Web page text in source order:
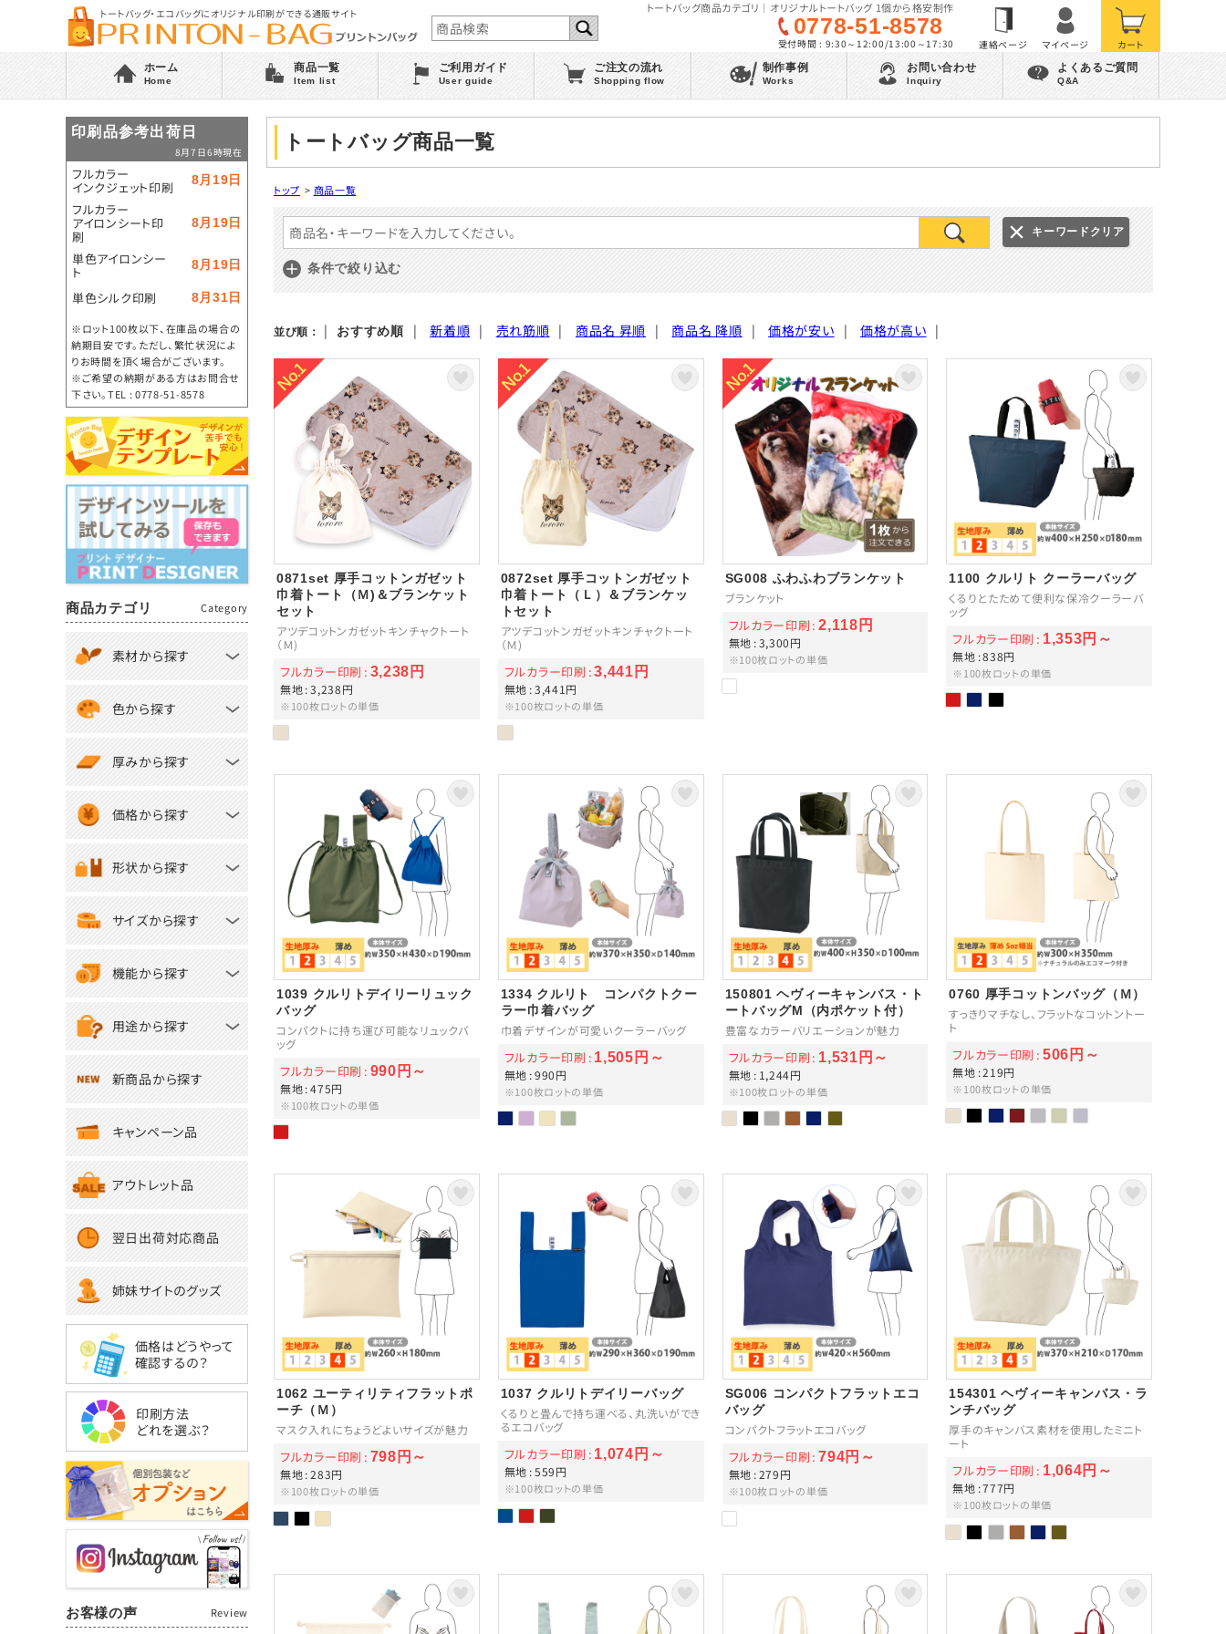
トートバッグ・エコバッグにオリジナル印刷ができる通販サイト トートバッグ商品カテゴリ｜オリジナルトートバッグ 1個から格安制作
0778-51-8578
受付時間 : 9:30～12:00/13:00～17:30
ホーム
Home
商品一覧
Item list
ご利用ガイド
User guide
ご注文の流れ
Shopping flow
制作事例
Works
お問い合わせ
Inquiry
よくあるご質問
Q&A
トートバッグ商品一覧
トップ > 商品一覧
キーワードクリア
条件で絞り込む
並び順： | おすすめ順 | 新着順 | 売れ筋順 | 商品名 昇順 | 商品名 降順 | 価格が安い | 価格が高い |
0871set 厚手コットンガゼット
巾着トート（Ｍ)＆ブランケット
セット
アツデコットンガゼットキンチャクトート
（Ｍ)
無地 3,238円
フルカラー印刷 3,238円
※100枚ロットの単価
0872set 厚手コットンガゼット
巾着トート（Ｌ）＆ブランケッ
トセット
アツデコットンガゼットキンチャクトート
（Ｍ)
無地 3,441円
フルカラー印刷 3,441円
※100枚ロットの単価
SG008 ふわふわブランケット
ブランケット
無地 3,300円
フルカラー印刷 2,118円
※100枚ロットの単価
1100 クルリト クーラーバッグ
くるりとたためて便利な保冷クーラーバ
ッグ
無地 838円
フルカラー印刷 1,353円～
※100枚ロットの単価
1039 クルリトデイリーリュック
バッグ
コンパクトに持ち運び可能なリュックバ
ッグ
無地 475円
フルカラー印刷 990円～
※100枚ロットの単価
1334 クルリト コンパクトクー
ラー巾着バッグ
巾着デザインが可愛いクーラーバッグ
無地 990円
フルカラー印刷 1,505円～
※100枚ロットの単価
150801 ヘヴィーキャンバス・ト
ートバッグM（内ポケット付）
豊富なカラーバリエーションが魅力
無地 1,244円
フルカラー印刷 1,531円～
※100枚ロットの単価
0760 厚手コットンバッグ（Ｍ）
すっきりマチなし、フラットなコットントー
ト
無地 219円
フルカラー印刷 506円～
※100枚ロットの単価
1062 ユーティリティフラットポ
ーチ（Ｍ）
マスク入れにちょうどよいサイズが魅力
無地 283円
フルカラー印刷 798円～
※100枚ロットの単価
1037 クルリトデイリーバッグ
くるりと畳んで持ち運べる、丸洗いができ
るエコバッグ
無地 559円
フルカラー印刷 1,074円～
※100枚ロットの単価
SG006 コンパクトフラットエコ
バッグ
コンパクトフラットエコバッグ
無地 279円
フルカラー印刷 794円～
※100枚ロットの単価
154301 ヘヴィーキャンバス・ラ
ンチバッグ
厚手のキャンバス素材を使用したミニト
ート
無地 777円
フルカラー印刷 1,064円～
※100枚ロットの単価
印刷品参考出荷日
8月7日6時現在
フルカラー
インクジェット印刷 8月19日
フルカラー
アイロンシート印
刷
8月19日
単色アイロンシー
ト 8月19日
単色シルク印刷 8月31日
※ロット100枚以下、在庫品の場合の
納期目安です。ただし、繁忙状況によ
りお時間を頂く場合がございます。
※ご希望の納期がある方はお問合せ
下さい。TEL : 0778-51-8578
商品カテゴリ Category
素材から探す
色から探す
厚みから探す
価格から探す
形状から探す
サイズから探す
機能から探す
用途から探す
新商品から探す
キャンペーン品
アウトレット品
翌日出荷対応商品
姉妹サイトのグッズ
価格はどうやって
確認するの？
印刷方法
どれを選ぶ？
お客様の声 Review